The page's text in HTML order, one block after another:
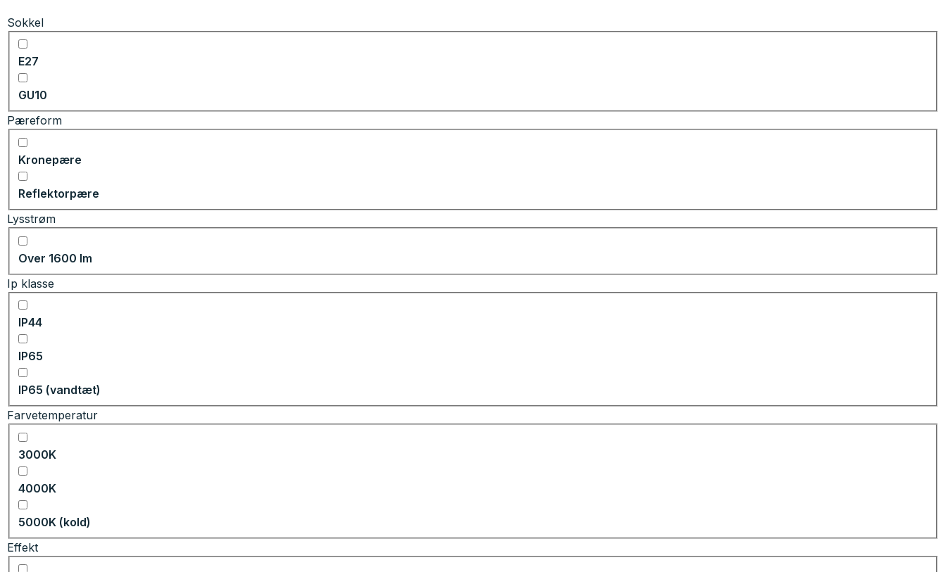
Sokkel
E27
GU10
Pæreform
Kronepære
Reflektorpære
Lysstrøm
Over 1600 lm
Ip klasse
IP44
IP65
IP65 (vandtæt)
Farvetemperatur
3000K
4000K
5000K (kold)
Effekt